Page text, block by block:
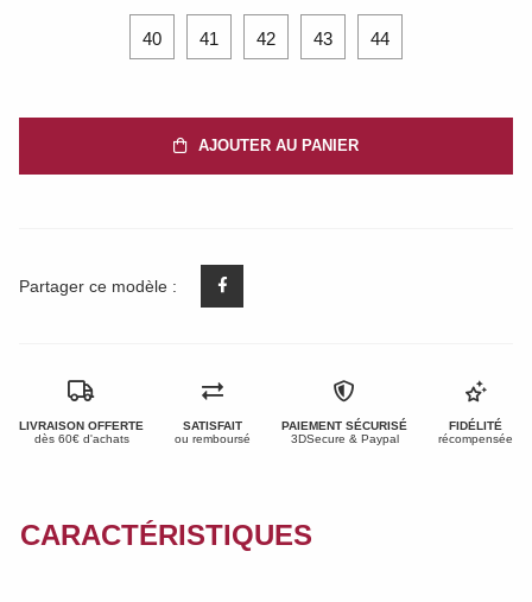
40 41 42 43 44
AJOUTER AU PANIER
Partager ce modèle :
LIVRAISON OFFERTE
dès 60€ d'achats
SATISFAIT
ou remboursé
PAIEMENT SÉCURISÉ
3DSecure & Paypal
FIDÉLITÉ
récompensée
CARACTÉRISTIQUES